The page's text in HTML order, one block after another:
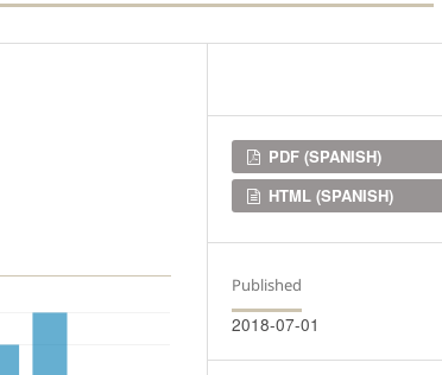
Downloads
PDF (SPANISH)
HTML (SPANISH)
Published
2018-07-01